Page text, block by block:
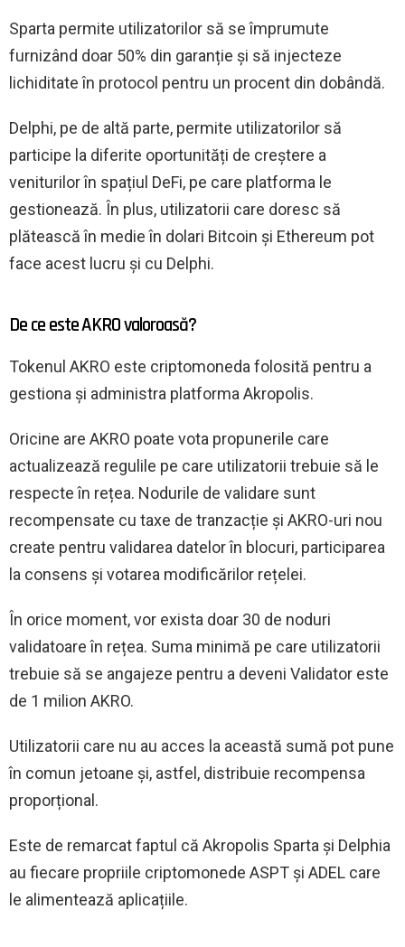
Sparta permite utilizatorilor să se împrumute
furnizând doar 50% din garanție și să injecteze
lichiditate în protocol pentru un procent din dobândă.
Delphi, pe de altă parte, permite utilizatorilor să
participe la diferite oportunități de creștere a
veniturilor în spațiul DeFi, pe care platforma le
gestionează. În plus, utilizatorii care doresc să
plătească în medie în dolari Bitcoin și Ethereum pot
face acest lucru și cu Delphi.
De ce este AKRO valoroasă?
Tokenul AKRO este criptomoneda folosită pentru a
gestiona și administra platforma Akropolis.
Oricine are AKRO poate vota propunerile care
actualizează regulile pe care utilizatorii trebuie să le
respecte în rețea. Nodurile de validare sunt
recompensate cu taxe de tranzacție și AKRO-uri nou
create pentru validarea datelor în blocuri, participarea
la consens și votarea modificărilor rețelei.
În orice moment, vor exista doar 30 de noduri
validatoare în rețea. Suma minimă pe care utilizatorii
trebuie să se angajeze pentru a deveni Validator este
de 1 milion AKRO.
Utilizatorii care nu au acces la această sumă pot pune
în comun jetoane și, astfel, distribuie recompensa
proporțional.
Este de remarcat faptul că Akropolis Sparta și Delphia
au fiecare propriile criptomonede ASPT și ADEL care
le alimentează aplicațiile.